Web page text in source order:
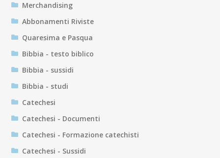
Merchandising
Abbonamenti Riviste
Quaresima e Pasqua
Bibbia - testo biblico
Bibbia - sussidi
Bibbia - studi
Catechesi
Catechesi - Documenti
Catechesi - Formazione catechisti
Catechesi - Sussidi